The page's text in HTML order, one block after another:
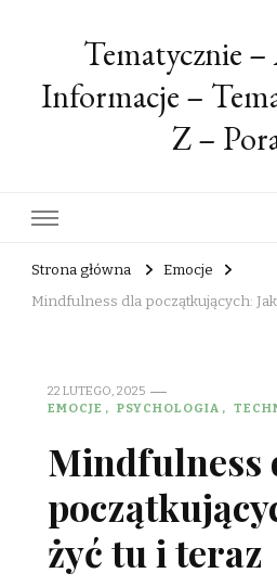
Tematycznie
Informacje –
Z –
Strona główna
Emocje
Mindfulness dla początkujących:
22 LUTEGO, 2025
EMOCJE
PSYCHOLOGIA
Mindfulness
żyć tu i teraz